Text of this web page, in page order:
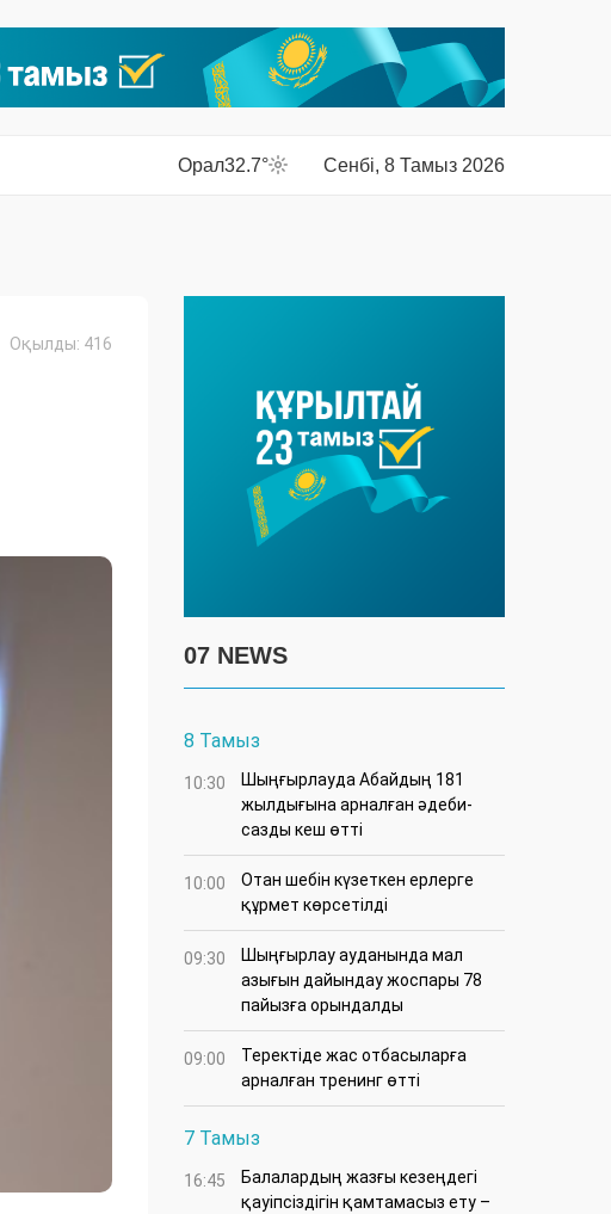
Орал32.7° Сенбі, 8 Тамыз 2026
Оқылды: 416
07 NEWS
8 Тамыз
10:30
Шыңғырлауда Абайдың 181
жылдығына арналған әдеби-
сазды кеш өтті
10:00
Отан шебін күзеткен ерлерге
құрмет көрсетілді
09:30
​Шыңғырлау ауданында мал
азығын дайындау жоспары 78
пайызға орындалды
09:00
​Теректіде жас отбасыларға
арналған тренинг өтті
7 Тамыз
16:45
Балалардың жазғы кезеңдегі
қауіпсіздігін қамтамасыз ету –